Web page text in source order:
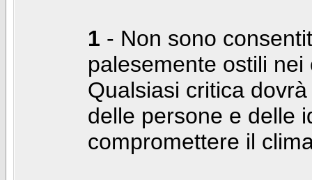
1 - Non sono
palesemente ostili
Qualsiasi critica
delle persone e delle
compromettere il